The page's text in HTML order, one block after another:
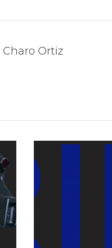
Charo Ortiz